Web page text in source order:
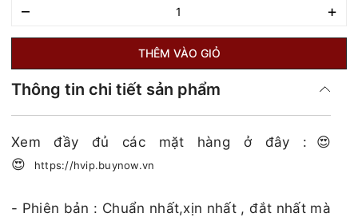
– +
THÊM VÀO GIỎ
Thông tin chi tiết sản phẩm
Xem đầy đủ các mặt hàng ở đây :😍
😍
https://hvip.buynow.vn
- Phiên bản : Chuẩn nhất,xịn nhất , đắt nhất mà